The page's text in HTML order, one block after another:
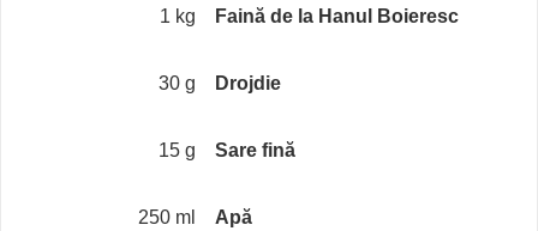
1 kg Faină de la Hanul Boieresc
30 g Drojdie
15 g Sare fină
250 ml Apă